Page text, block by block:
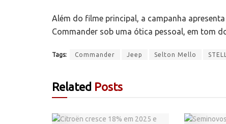
Além do filme principal, a campanha
Commander sob uma ótica pessoal, em tom
Tags: Commander Jeep Selton Mello
Related Posts